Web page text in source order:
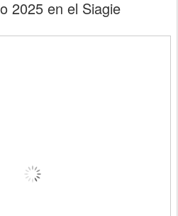
2025 en el Siagie